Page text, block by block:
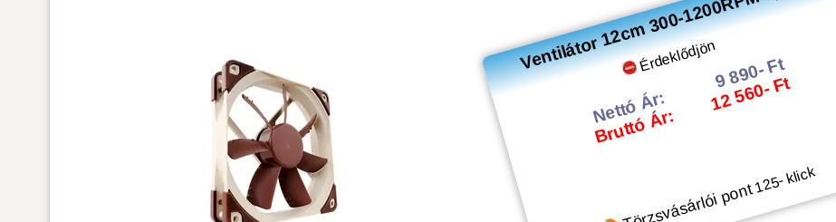
Ventilátor 12cm 300-1200RPM 4pin
Érdeklődjön
Nettó Ár:
Bruttó Ár:
9 890- Ft
12 560- Ft
Törzsvásárlói pont125- klick